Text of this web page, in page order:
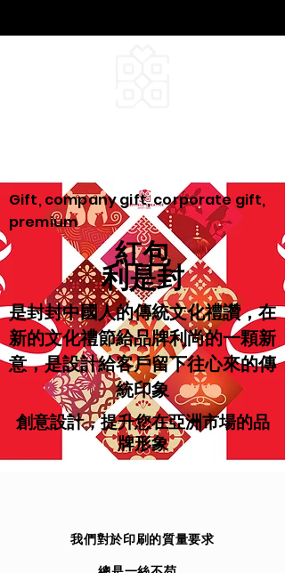
Gift, company gift, corporate gift,
premium
紅包
利是封
是封封中國人的傳統文化禮讚，在
新的文化禮節給品牌利尚的一顆新
意，是設計給客戶留下往心來的傳
統印象
創意設計，提升您在亞洲市場的品
牌形象
我們對於印刷的質量要求